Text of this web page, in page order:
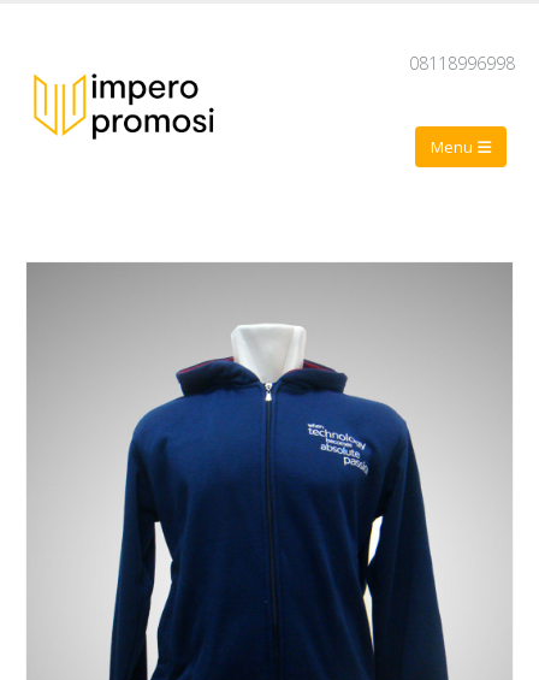
08118996998